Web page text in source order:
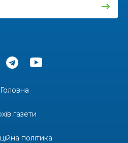
свято краси, мистецтва
постатей Бахмута –
Головна
газети
політика